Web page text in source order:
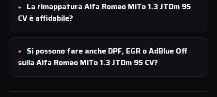
La rimappatura Alfa Romeo MiTo 1.3 JTDm 95
CV è affidabile?
Si possono fare anche DPF, EGR o AdBlue Off
sulla Alfa Romeo MiTo 1.3 JTDm 95 CV?